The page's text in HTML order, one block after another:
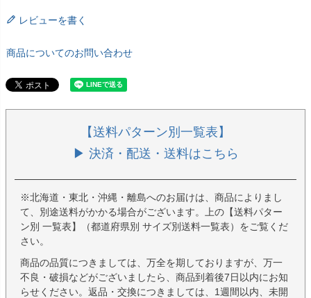
レビューを書く
商品についてのお問い合わせ
【送料パターン別一覧表】
▶ 決済・配送・送料はこちら
※北海道・東北・沖縄・離島へのお届けは、商品によりまし
て、別途送料がかかる場合がございます。上の【送料パター
ン別 一覧表】（都道府県別 サイズ別送料一覧表）をご覧くだ
さい。
商品の品質につきましては、万全を期しておりますが、万一
不良・破損などがございましたら、商品到着後7日以内にお知
らせください。返品・交換につきましては、1週間以内、未開